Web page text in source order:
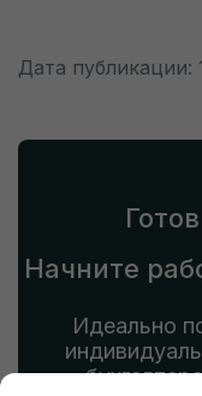
Дата публикации:
Начните
Идеально